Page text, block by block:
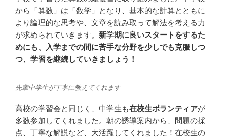
から「算数」は「数学」となり、基本的な計算とともに
より論理的な思考や、文章を読み取って解法を考える力
が求められていきます。 新学期に良いスタートをするた
めにも、入学までの間に苦手な分野を少しでも克服しつ
つ、学習を継続していきましょう！
先輩中学生が丁寧に教えてくれます
高校の学習会と同じく、中学生も在校生ボランティアが
多数参加してくれました。朝の誘導案内から、問題の採
点、丁寧な解説など、大活躍してくれました！在校生の